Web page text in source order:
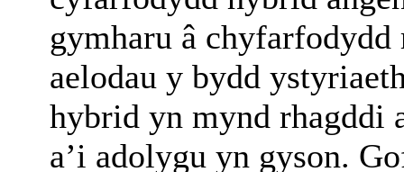
gymharu â
aelodau y bydd
hybrid yn mynd rhagddi
a’i adolygu yn gyson.